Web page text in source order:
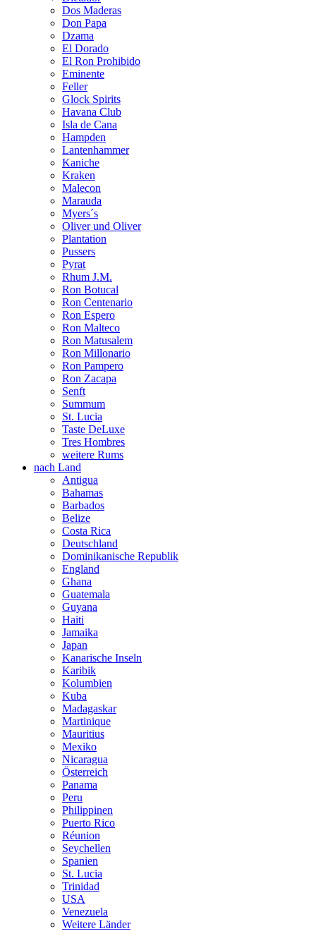
Dos Maderas
Don Papa
Dzama
El Dorado
El Ron Prohibido
Eminente
Feller
Glock Spirits
Havana Club
Isla de Cana
Hampden
Lantenhammer
Kaniche
Kraken
Malecon
Marauda
Myers´s
Oliver und Oliver
Plantation
Pussers
Pyrat
Rhum J.M.
Ron Botucal
Ron Centenario
Ron Espero
Ron Malteco
Ron Matusalem
Ron Millonario
Ron Pampero
Ron Zacapa
Senft
Summum
St. Lucia
Taste DeLuxe
Tres Hombres
weitere Rums
nach Land
Antigua
Bahamas
Barbados
Belize
Costa Rica
Deutschland
Dominikanische Republik
England
Ghana
Guatemala
Guyana
Haiti
Jamaika
Japan
Kanarische Inseln
Karibik
Kolumbien
Kuba
Madagaskar
Martinique
Mauritius
Mexiko
Nicaragua
Österreich
Panama
Peru
Philippinen
Puerto Rico
Réunion
Seychellen
Spanien
St. Lucia
Trinidad
USA
Venezuela
Weitere Länder